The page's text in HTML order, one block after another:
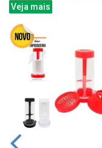
Veja mais